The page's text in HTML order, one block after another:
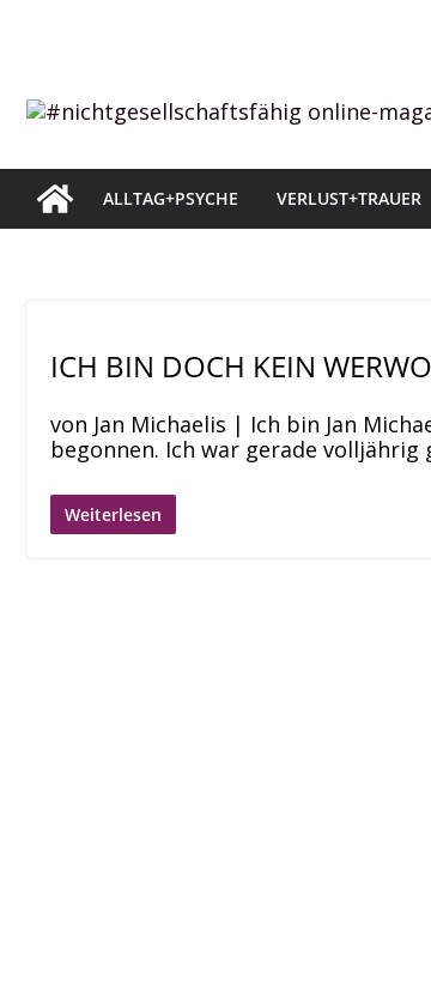
ALLTAG+PSYCHE VERLUST+TRAUER
ICH BIN DOCH KEIN
von Jan Michaelis | Ich bin Jan
begonnen. Ich war gerade
Weiterlesen